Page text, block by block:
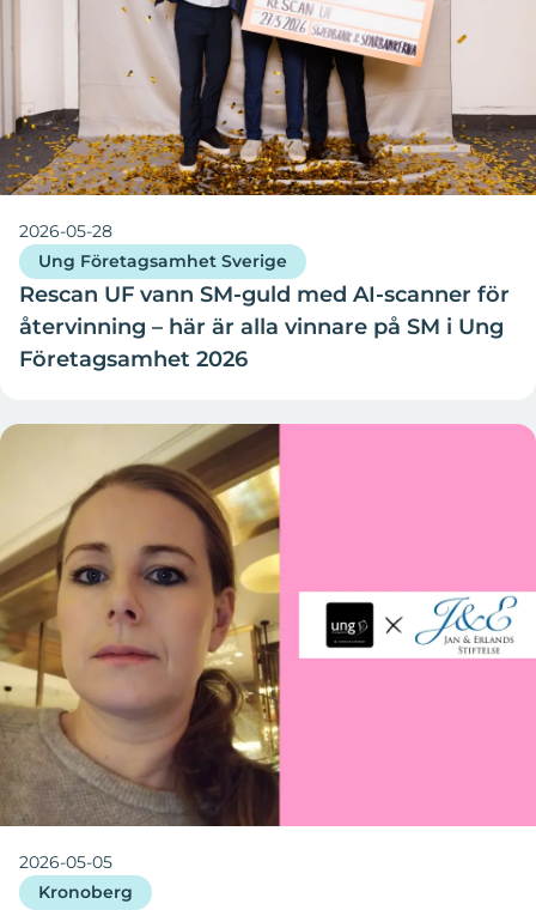
2026-05-28
Ung Företagsamhet Sverige
Rescan UF vann SM-guld med AI-scanner för
återvinning – här är alla vinnare på SM i Ung
Företagsamhet 2026
2026-05-05
Kronoberg